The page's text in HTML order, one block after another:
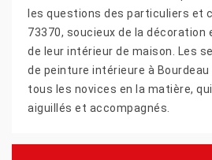
les questions des particuliers et
73370, soucieux de la décoration
de leur intérieur de maison. Les
de peinture intérieure à
tous les novices en la matière,
aiguillés et accompagnés.